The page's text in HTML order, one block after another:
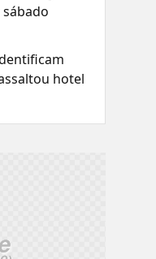
sábado
hotel